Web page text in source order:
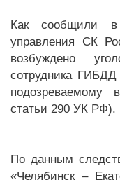
Как сообщили в
управления СК
возбуждено
сотрудника
подозреваемому
статьи 290 УК РФ).
По данным
«Челябинск –